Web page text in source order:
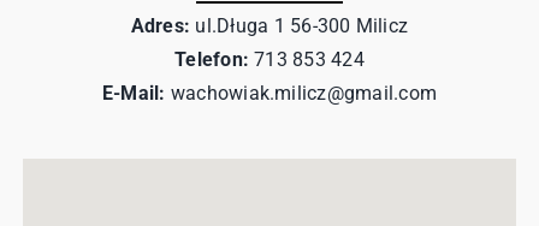
Adres: ul.Długa 1 56-300 Milicz
Telefon: 713 853 424
E-Mail: wachowiak.milicz@gmail.com